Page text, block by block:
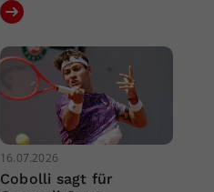
16.07.2026
Cobolli sagt für